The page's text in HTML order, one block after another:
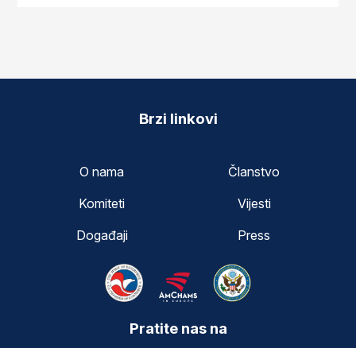
Brzi linkovi
O nama
Članstvo
Komiteti
Vijesti
Događaji
Press
Pratite nas na